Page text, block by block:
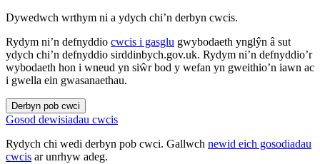
Dywedwch wrthym ni a ydych chi’n derbyn cwcis.
Rydym ni’n defnyddio cwcis i gasglu gwybodaeth ynglŷn â sut
ydych chi’n defnyddio sirddinbych.gov.uk. Rydym ni’n defnyddio’r
wybodaeth hon i wneud yn siŵr bod y wefan yn gweithio’n iawn ac
i gwella ein gwasanaethau.
Derbyn pob cwci
Gosod dewisiadau cwcis
Rydych chi wedi derbyn pob cwci. Gallwch newid eich gosodiadau
cwcis ar unrhyw adeg.